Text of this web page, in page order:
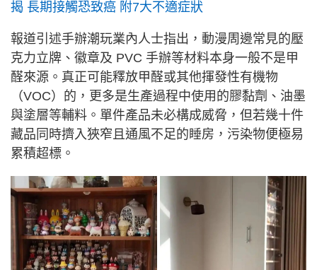
揭 長期接觸恐致癌 附7大不適症狀
報道引述手辦潮玩業內人士指出，動漫周邊常見的壓
克力立牌、徽章及 PVC 手辦等材料本身一般不是甲
醛來源。真正可能釋放甲醛或其他揮發性有機物
（VOC）的，更多是生產過程中使用的膠黏劑、油墨
與塗層等輔料。單件產品未必構成威脅，但若幾十件
藏品同時擠入狹窄且通風不足的睡房，污染物便極易
累積超標。